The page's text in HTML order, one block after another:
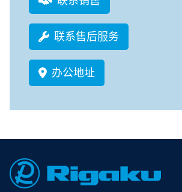
联系售后服务
办公地址